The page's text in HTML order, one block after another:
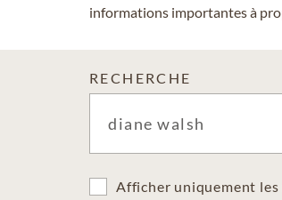
informations importantes à
RECHERCHE
Afficher uniquement les